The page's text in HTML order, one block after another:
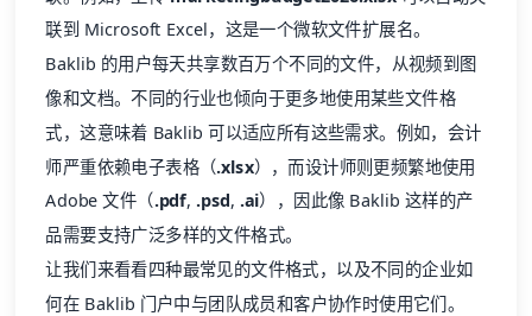
联到 Microsoft Excel，这是一个微软文件扩展名。
Baklib 的用户每天共享数百万个不同的文件，从视频到图
像和文档。不同的行业也倾向于更多地使用某些文件格
式，这意味着 Baklib 可以适应所有这些需求。例如，会计
师严重依赖电子表格（.xlsx），而设计师则更频繁地使用
Adobe 文件（.pdf, .psd, .ai），因此像 Baklib 这样的产
品需要支持广泛多样的文件格式。
让我们来看看四种最常见的文件格式，以及不同的企业如
何在 Baklib 门户中与团队成员和客户协作时使用它们。